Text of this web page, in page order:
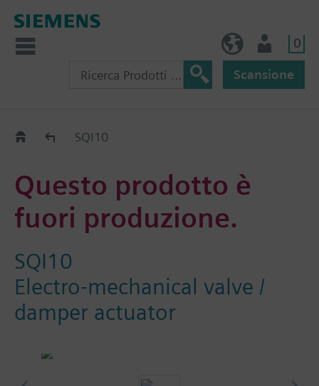
0
Scansione
Old2NewSQI10
Questo prodotto è
fuori produzione.
SQI10
Electro-mechanical valve /
damper actuator